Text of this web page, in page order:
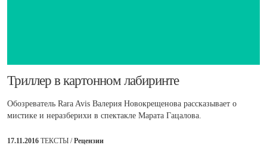
​Триллер в картонном лабиринте
Обозреватель Rara Avis Валерия Новокрещенова рассказывает о
мистике и неразберихи в спектакле Марата Гацалова.
17.11.2016 ТЕКСТЫ /Рецензии